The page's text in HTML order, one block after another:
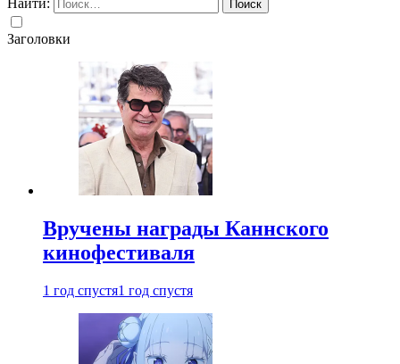
Найти:
Заголовки
Вручены награды Каннского
кинофестиваля
1 год спустя1 год спустя